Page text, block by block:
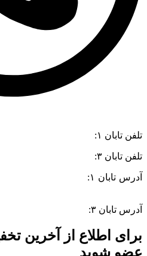
تلفن تابان ۱:
تلفن تابان ۳:
آدرس تابان ۱:
آدرس تابان ۳:
برای اطلاع از آخرین
عضو شوید